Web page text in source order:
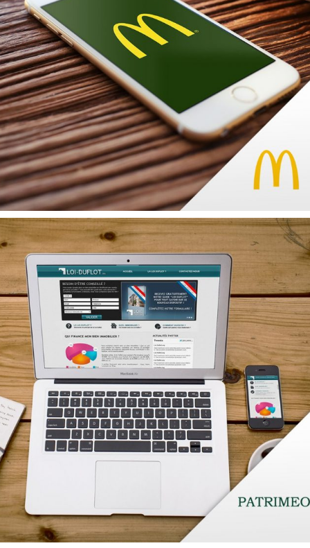
. CRM / DATA / KPI E-COMMERCE
EXPÉRIENCE
UTILISATEUR
CRM / DATA / KPI MARQUE START-UP